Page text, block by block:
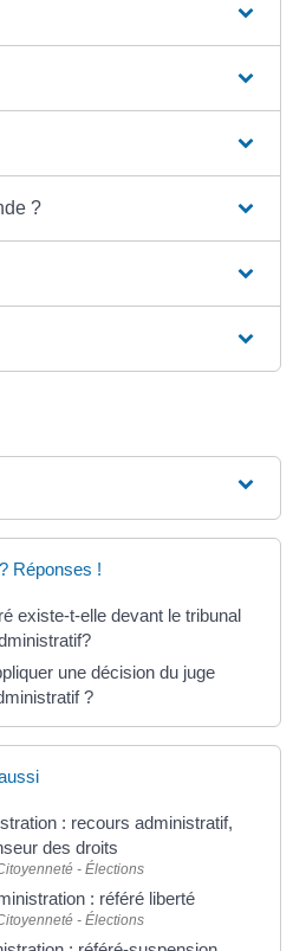
?
Réponses !
existe-t-elle devant le tribunal
une décision du juge
?
: recours administratif,
des droits
- Élections
: référé liberté
- Élections